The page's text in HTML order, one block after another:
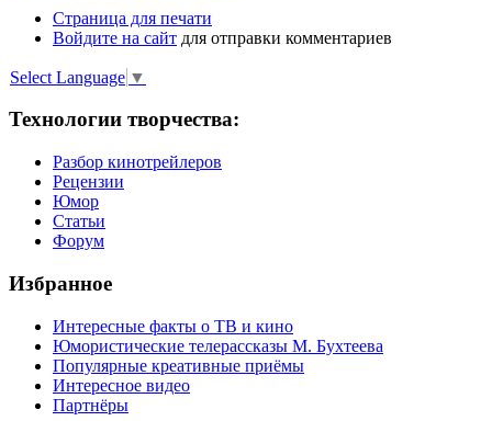
Страница для печати
Войдите на сайт для отправки комментариев
Select Language ▼
Технологии творчества:
Разбор кинотрейлеров
Рецензии
Юмор
Статьи
Форум
Избранное
Интересные факты о ТВ и кино
Юмористические телерассказы М. Бухтеева
Популярные креативные приёмы
Интересное видео
Партнёры